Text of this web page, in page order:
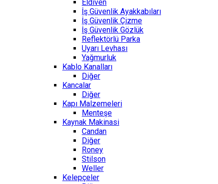
Eldiven
İş Güvenlik Ayakkabıları
İş Güvenlik Çizme
İş Güvenlik Gözlük
Reflektörlü Parka
Uyarı Levhası
Yağmurluk
Kablo Kanalları
Diğer
Kancalar
Diğer
Kapı Malzemeleri
Menteşe
Kaynak Makinasi
Candan
Diğer
Roney
Stilson
Weller
Kelepçeler